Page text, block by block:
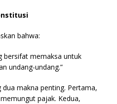
bahwa:
bersifat memaksa untuk
undang-undang.”
makna penting. Pertama,
pajak. Kedua,